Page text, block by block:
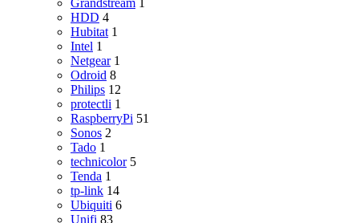
Grandstream 1
HDD 4
Hubitat 1
Intel 1
Netgear 1
Odroid 8
Philips 12
protectli 1
RaspberryPi 51
Sonos 2
Tado 1
technicolor 5
Tenda 1
tp-link 14
Ubiquiti 6
Unifi 83